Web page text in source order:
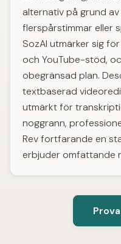
alternativ på grund
flerspårstimmar eller
SozAI utmärker sig
och YouTube-stöd,
obegränsad plan.
textbaserad
utmärkt för
noggrann,
Rev fortfarande en
erbjuder omfattande